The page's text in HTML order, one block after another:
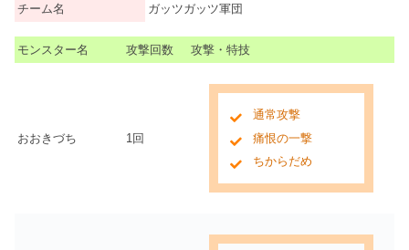
チーム名
ガッツガッツ軍団
モンスター名 攻撃回数 攻撃・特技
おおきづち 1回
通常攻撃
痛恨の一撃
ちからだめ